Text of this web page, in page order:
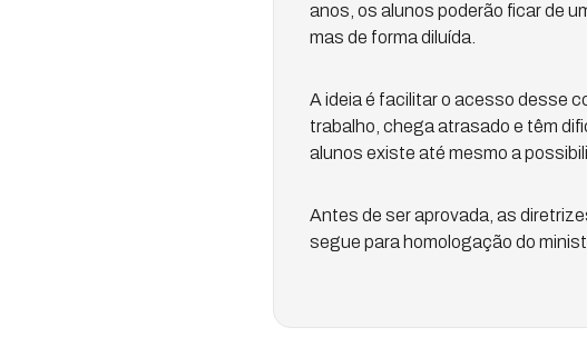
anos, os alunos poderão ficar de
mas de forma diluída.
A ideia é facilitar o acesso desse
trabalho, chega atrasado e têm
alunos existe até mesmo a
Antes de ser aprovada, as
segue para homologação do